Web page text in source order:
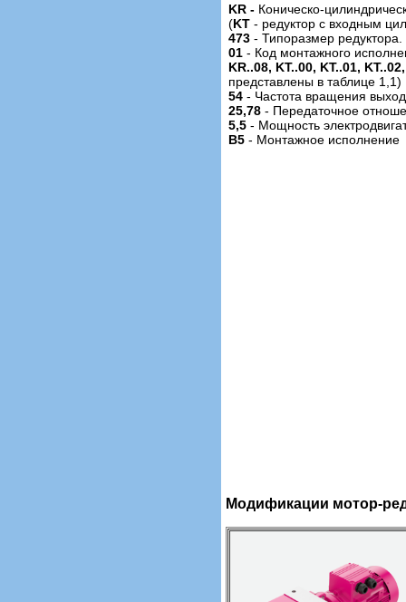
KR - Коническо-
(KT - редуктор с входным
473 - Типоразмер редуктора.
01 - Код монтажного
KR..08, KT..00, KT..01,
представлены в таблице 1,1)
54 - Частота вращения
25,78 - Передаточное
5,5 - Мощность
B5 - Монтажное исполнение
Модификации мотор-